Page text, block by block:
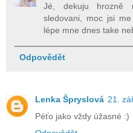
Jé, dekuju hrozně
sledovani, moc jsi
lépe mne dnes take
Odpovědět
Lenka Špryslová 21.
Péťo jako vždy úžasné :)